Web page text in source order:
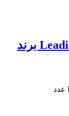
دیمر هوشمند ۶ کانال ۲ آمپر Leading برند